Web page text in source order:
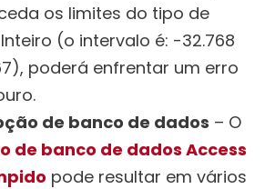
os limites do tipo de
(o intervalo é: -32.768
poderá enfrentar um erro
de banco de dados – O
de banco de dados Access
pode resultar em vários